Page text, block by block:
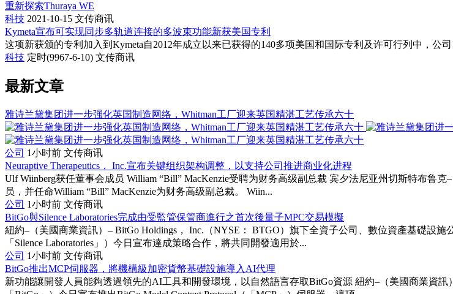
重新探索Thuraya WE
科技 2021-10-15 文传商讯
Kymeta宣布可实现同步多轨道连接的多波束功能新获美国专利
这项新获颁的专利加入到Kymeta自2012年成立以来已获得的140多项美国和国际专利及许可行列中，公
科技 定时(9967-6-10) 文传商讯
最新文章
雅诗兰黛集团进一步强化英国制造网络，Whitman工厂迎来英国精湛工艺传承六十
公司 1小时前 文传商讯
Neuraptive Therapeutics， Inc.宣布关键组织架构调整，以支持公司推进商业化进程
Ulf Wiinberg获任董事会成员 William “Bill” MacKenzie受聘为财务高级副总裁 宾夕法尼亚州切斯特布鲁
员，并任命William “Bill” MacKenzie为财务高级副总裁。 Wiin...
公司 1小时前 文传商讯
BitGo與Silence Laboratories完成由受監管保管商進行之首次後量子MPC交易模擬
紐約–（美國商業資訊）– BitGo Holdings， Inc.（NYSE： BTGO）旗下全資子公司、數位資產基礎設施
「Silence Laboratories」）今日宣布達成策略合作，將共同開發適用於...
公司 1小时前 文传商讯
BitGo推出MCP伺服器，將機構級加密貨幣基礎設施導入AI代理
新功能讓開發人員能夠透過領先的AI工具和開發環境，以自然語言存取BitGo資源 紐約–（美國商業資